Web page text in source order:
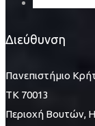
Διεύθυνση
Πανεπιστήμιο
ΤΚ 70013
Περιοχή Βουτών,